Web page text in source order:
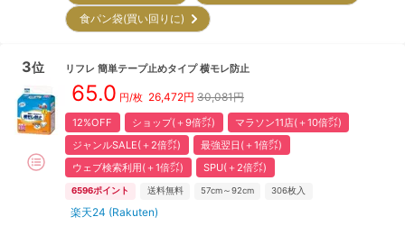
食パン袋(買い回りに)
3位 リフレ 簡単テープ止めタイプ 横モレ防止
65.0 円/枚 26,472円 30,081円
12%OFF ショップ(＋9倍㌽)
マラソン11店(＋10倍㌽)
ジャンルSALE(＋2倍㌽)
最強翌日(＋1倍㌽)
ウェブ検索利用(＋1倍㌽)
SPU(＋2倍㌽)
6596ポイント 送料無料 57cm～92cm 306枚入
楽天24 (Rakuten)